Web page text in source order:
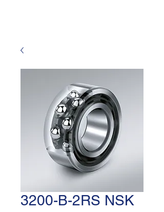
3200-B-2RS NSK